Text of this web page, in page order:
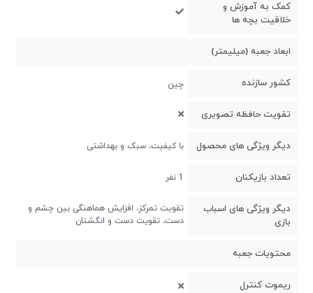
کمک به آموزش و
خلاقیت بچه ها
ابعاد جعبه (میلیمتر)
کشور سازنده چین
تقویت حافظه تصویری
دیگر ویژگی های محصول با کیفیت، سبک و بهداشتی
تعداد بازیکنان 1 نفر
دیگر ویژگی های اسباب
بازی
تقویت تمرکز، افزایش هماهنگی بین چشم و
دست، تقویت دست و انگشتان
محتویات جعبه
ریموت کنترل